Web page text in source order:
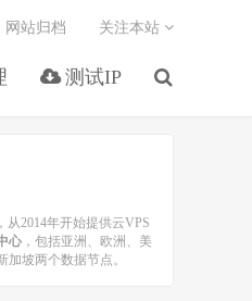
测试IP
网站归档 关注本站
2014年开始提供云VPS
心 ，包括亚洲、欧洲、美
坡两个数据节点。